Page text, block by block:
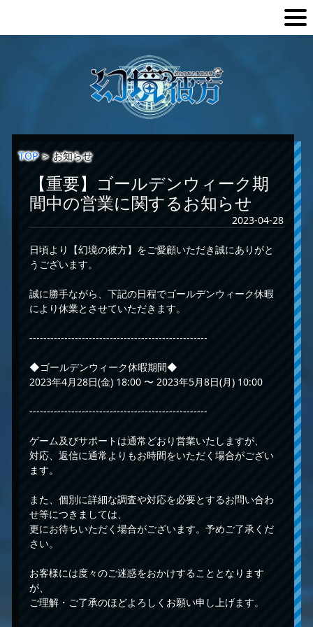
TOP＞お知らせ
【重要】ゴールデンウィーク期
間中の営業に関するお知らせ
2023-04-28
日頃より【幻境の彼方】をご愛顧いただき誠にありがと
うございます。
誠に勝手ながら、下記の日程でゴールデンウィーク休暇
により休業とさせていただきます。
---------------------------------------------------
◆ゴールデンウィーク休暇期間◆
2023年4月28日(金) 18:00 〜 2023年5月8日(月) 10:00
---------------------------------------------------
ゲーム及びサポートは通常どおり営業いたしますが、
対応、返信に通常よりもお時間をいただく場合がござい
ます。
また、個別に詳細な調査や対応を必要とするお問い合わ
せ等につきましては、
更にお待ちいただく場合がございます。予めご了承くだ
さい。
お客様には度々のご迷惑をおかけすることとなります
が、
ご理解・ご了承のほどよろしくお願い申し上げます。